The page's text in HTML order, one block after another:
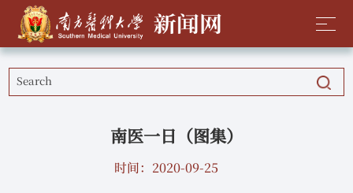
南医一日（图集）
时间：2020-09-25